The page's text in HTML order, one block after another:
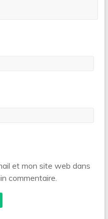
et mon site web dans
commentaire.